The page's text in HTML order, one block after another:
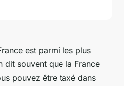
est parmi les plus
dit souvent que la France
pouvez être taxé dans